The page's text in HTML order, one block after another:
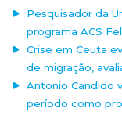
Pesquisador da
programa ACS
Crise em Ceuta
de migração,
Antonio Candido
período como